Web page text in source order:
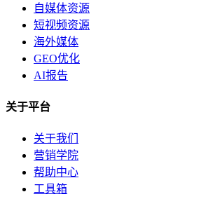
自媒体资源
短视频资源
海外媒体
GEO优化
AI报告
关于平台
关于我们
营销学院
帮助中心
工具箱